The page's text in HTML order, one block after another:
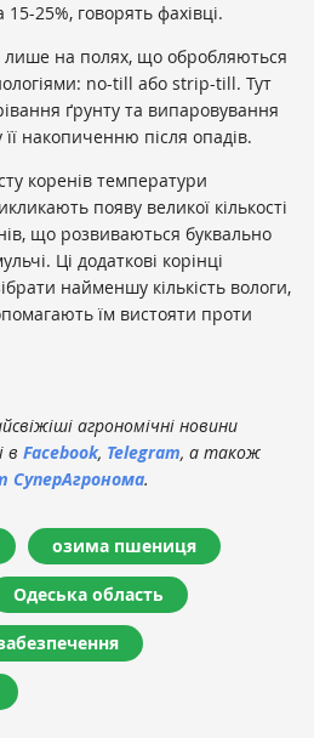
25%, говорять фахівці.
на полях, що обробляються
no-till або strip-till. Тут
ґрунту та випаровування
накопиченню після опадів.
коренів температури
появу великої кількості
що розвиваються буквально
Ці додаткові корінці
найменшу кількість вологи,
їм вистояти проти
агрономічні новини
в Facebook, Telegram, а також
СуперАгронома.
озима пшениця
Одеська область